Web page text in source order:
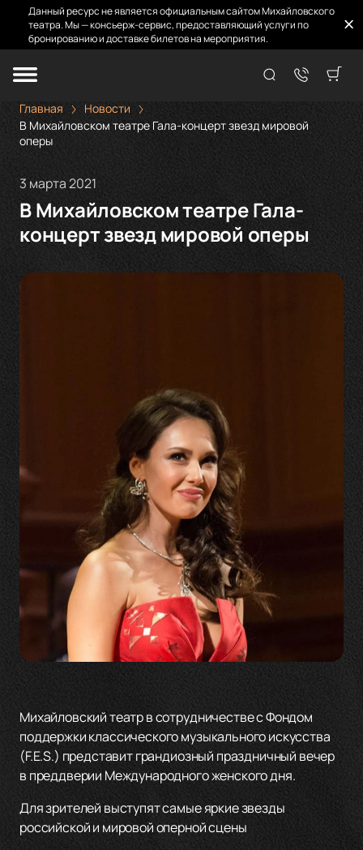
Данный ресурс не является официальным сайтом Михайловского
театра. Мы — консьерж-сервис, предоставляющий услуги по
бронированию и доставке билетов на мероприятия.
Главная
Новости
В Михайловском театре Гала-концерт звезд мировой
оперы
3 марта 2021
В Михайловском театре Гала-
концерт звезд мировой оперы
Михайловский театр в сотрудничестве с Фондом
поддержки классического музыкального искусства
(F.E.S.) представит грандиозный праздничный вечер
в преддверии Международного женского дня.
Для зрителей выступят самые яркие звезды
российской и мировой оперной сцены